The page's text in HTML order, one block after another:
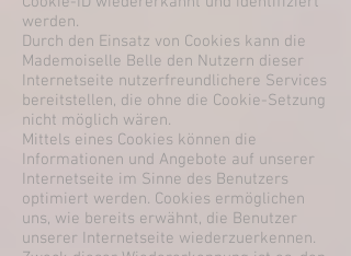
werden.
Durch den Einsatz von Cookies kann die
Mademoiselle Belle den Nutzern dieser
Internetseite nutzerfreundlichere Services
bereitstellen, die ohne die Cookie-Setzung
nicht möglich wären.
Mittels eines Cookies können die
Informationen und Angebote auf unserer
Internetseite im Sinne des Benutzers
optimiert werden. Cookies ermöglichen
uns, wie bereits erwähnt, die Benutzer
unserer Internetseite wiederzuerkennen.